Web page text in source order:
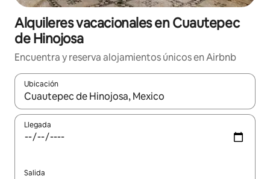
Alquileres vacacionales en Cuautepec
de Hinojosa
Encuentra y reserva alojamientos únicos en Airbnb
Ubicación
Cuando los resultados estén disponibles, navega con las
Llegada
Salida